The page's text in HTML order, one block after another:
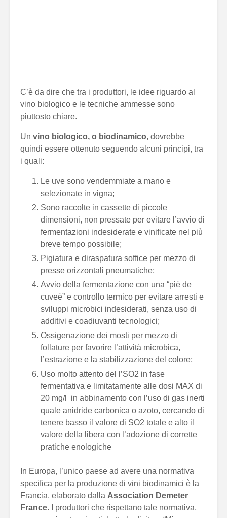
C’è da dire che tra i produttori, le idee riguardo al
vino biologico e le tecniche ammesse sono
piuttosto chiare.
Un vino biologico, o biodinamico, dovrebbe
quindi essere ottenuto seguendo alcuni principi, tra
i quali:
Le uve sono vendemmiate a mano e
selezionate in vigna;
Sono raccolte in cassette di piccole
dimensioni, non pressate per evitare l’avvio di
fermentazioni indesiderate e vinificate nel più
breve tempo possibile;
Pigiatura e diraspatura soffice per mezzo di
presse orizzontali pneumatiche;
Avvio della fermentazione con una “piè de
cuveè” e controllo termico per evitare arresti e
sviluppi microbici indesiderati, senza uso di
additivi e coadiuvanti tecnologici;
Ossigenazione dei mosti per mezzo di
follature per favorire l’attività microbica,
l’estrazione e la stabilizzazione del colore;
Uso molto attento del l’SO2 in fase
fermentativa e limitatamente alle dosi MAX di
20 mg/l in abbinamento con l’uso di gas inerti
quale anidride carbonica o azoto, cercando di
tenere basso il valore di SO2 totale e alto il
valore della libera con l’adozione di corrette
pratiche enologiche
In Europa, l’unico paese ad avere una normativa
specifica per la produzione di vini biodinamici è la
Francia, elaborato dalla Association Demeter
France. I produttori che rispettano tale normativa,